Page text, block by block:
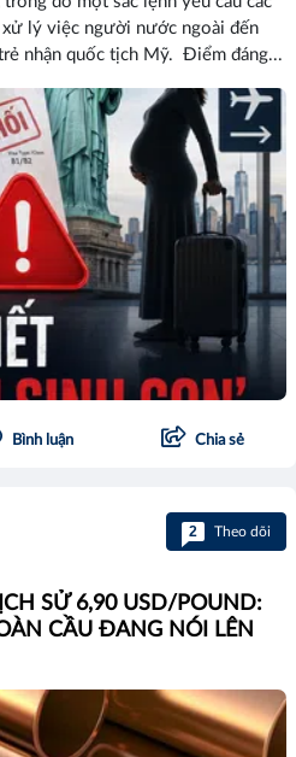
lý việc người nước ngoài đến
nhận quốc tịch Mỹ. Điểm đáng...
Bình luận Chia sẻ
2 Theo dõi
SỬ 6,90 USD/POUND:
CẦU ĐANG NÓI LÊN